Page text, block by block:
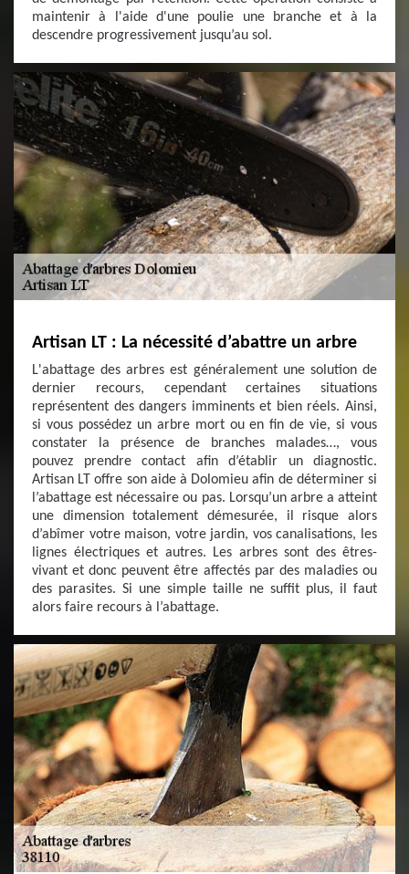
maintenir à l'aide d'une poulie une branche et à la
descendre progressivement jusqu’au sol.
Artisan LT : La nécessité d’abattre un arbre
L'abattage des arbres est généralement une solution de
dernier recours, cependant certaines situations
représentent des dangers imminents et bien réels. Ainsi,
si vous possédez un arbre mort ou en fin de vie, si vous
constater la présence de branches malades…, vous
pouvez prendre contact afin d’établir un diagnostic.
Artisan LT offre son aide à Dolomieu afin de déterminer si
l’abattage est nécessaire ou pas. Lorsqu’un arbre a atteint
une dimension totalement démesurée, il risque alors
d’abîmer votre maison, votre jardin, vos canalisations, les
lignes électriques et autres. Les arbres sont des êtres-
vivant et donc peuvent être affectés par des maladies ou
des parasites. Si une simple taille ne suffit plus, il faut
alors faire recours à l’abattage.